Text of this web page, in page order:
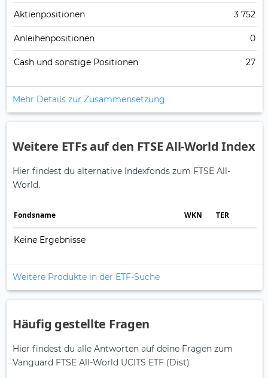
Aktienpositionen 3 752
Anleihenpositionen 0
Cash und sonstige Positionen 27
Mehr Details zur Zusammensetzung
Weitere ETFs auf den FTSE All-World Index
Hier findest du alternative Indexfonds zum FTSE All-
World.
Fonds­name WKN TER
Keine Ergebnisse
Weitere Produkte in der ETF-Suche
Häufig gestellte Fragen
Hier findest du alle Antworten auf deine Fragen zum
Vanguard FTSE All-World UCITS ETF (Dist)